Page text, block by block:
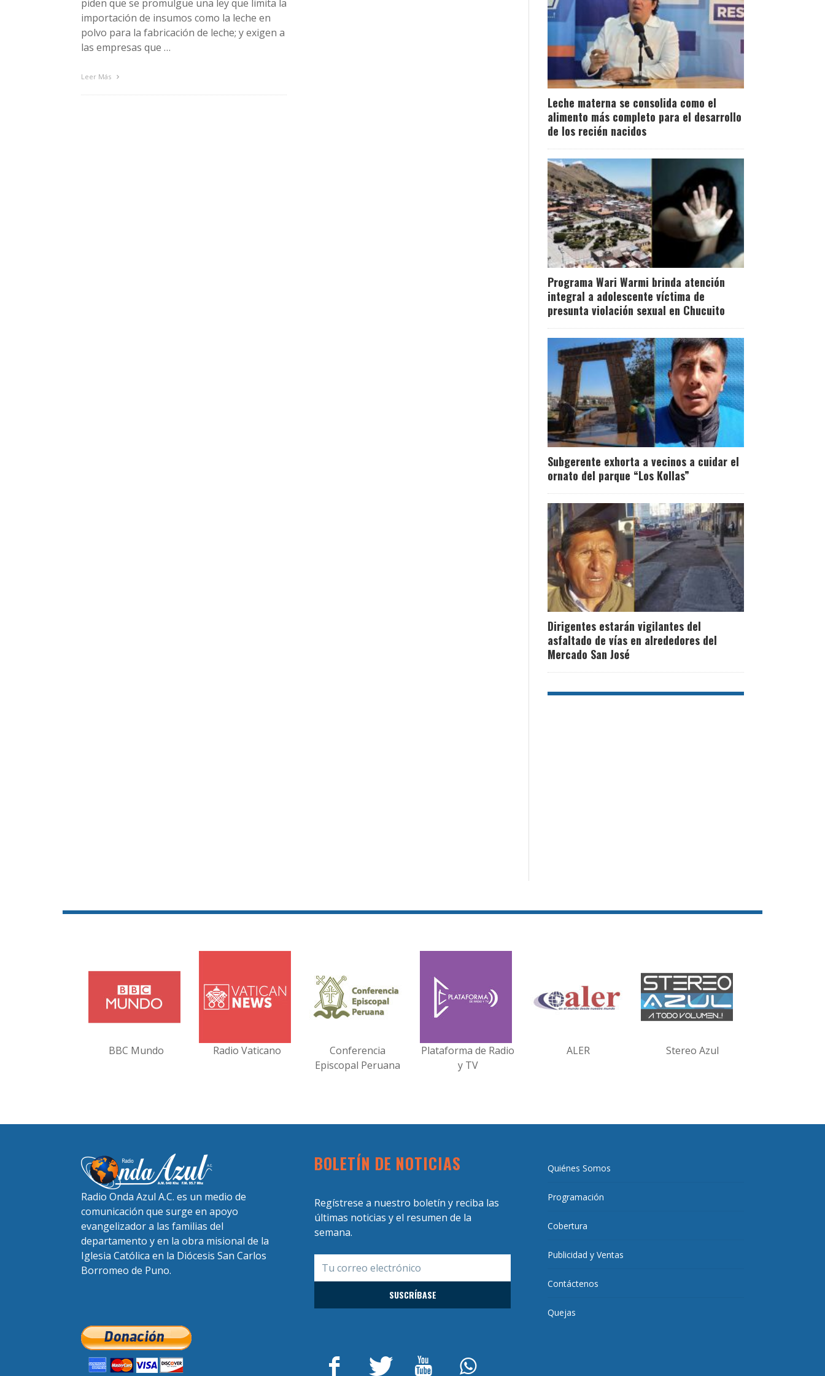
piden que se promulgue una ley que limita la
importación de insumos como la leche en
polvo para la fabricación de leche; y exigen a
las empresas que …
Leer Más
Leche materna se consolida como el
alimento más completo para el desarrollo
de los recién nacidos
Programa Wari Warmi brinda atención
integral a adolescente víctima de
presunta violación sexual en Chucuito
Subgerente exhorta a vecinos a cuidar el
ornato del parque “Los Kollas”
Dirigentes estarán vigilantes del
asfaltado de vías en alrededores del
Mercado San José
BBC Mundo Radio Vaticano
Conferencia
Episcopal Peruana
Plataforma de Radio
y TV
ALER Stereo Azul
Radio Onda Azul A.C. es un medio de
comunicación que surge en apoyo
evangelizador a las familias del
departamento y en la obra misional de la
Iglesia Católica en la Diócesis San Carlos
Borromeo de Puno.
BOLETÍN DE NOTICIAS
Regístrese a nuestro boletín y reciba las
últimas noticias y el resumen de la
semana.
Quiénes Somos
Programación
Cobertura
Publicidad y Ventas
Contáctenos
Quejas